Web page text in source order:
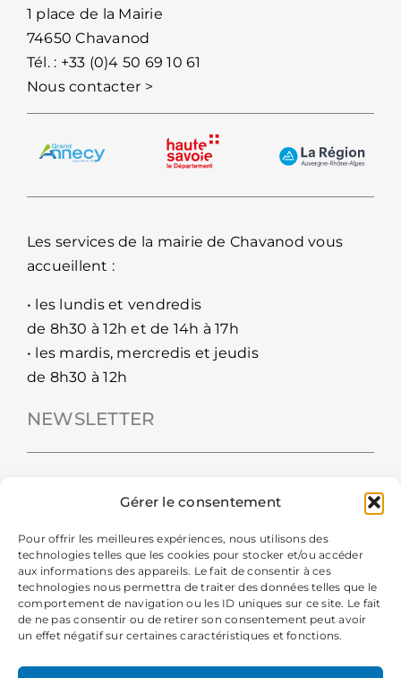
Gérer le consentement
Pour offrir les meilleures expériences, nous utilisons des
technologies telles que les cookies pour stocker et/ou accéder
aux informations des appareils. Le fait de consentir à ces
technologies nous permettra de traiter des données telles que le
comportement de navigation ou les ID uniques sur ce site. Le fait
de ne pas consentir ou de retirer son consentement peut avoir
un effet négatif sur certaines caractéristiques et fonctions.
1 place de la Mairie
74650 Chavanod
Tél. : +33 (0)4 50 69 10 61
Nous contacter >
Les services de la mairie de Chavanod vous
accueillent :
• les lundis et vendredis
de 8h30 à 12h et de 14h à 17h
• les mardis, mercredis et jeudis
de 8h30 à 12h
NEWSLETTER